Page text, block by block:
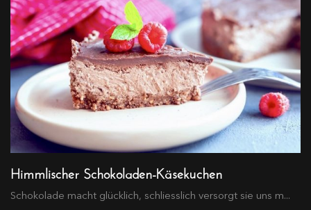
Himmlischer Schokoladen-Käsekuchen
Schokolade macht glücklich, schliesslich versorgt sie uns m...